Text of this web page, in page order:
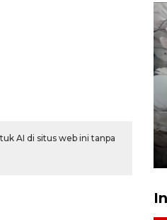
AI di situs web ini tanpa